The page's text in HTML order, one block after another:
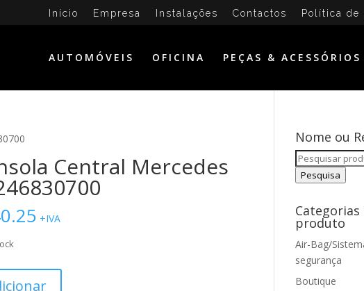
Início Empresa Instalações Contactos Política de
AUTOMÓVEIS OFICINA PEÇAS & ACESSÓRIOS
Central Mercedes
+IVA
Nome ou
Pesquisar
por:
Pesquisa
Categorias
produto
Air-Bag/
segurança
Boutique